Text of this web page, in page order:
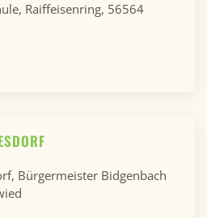
Raiffeisenring, 56564
Bürgermeister Bidgenbach